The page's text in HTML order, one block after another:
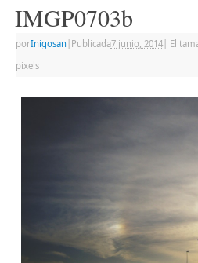
IMGP0703b
porInigosan Publicada7 junio, 2014| El
pixels